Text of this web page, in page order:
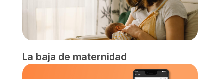
La baja de maternidad